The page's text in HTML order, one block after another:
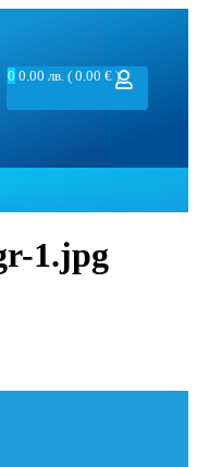
0 0.00 лв. ( 0.00 € )
1.jpg